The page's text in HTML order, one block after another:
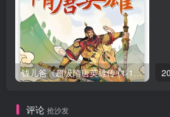
钱儿爸《超级隋唐英雄传 (1-10季) +超级隋唐英雄后传 (1-4季）
评论 抢沙发